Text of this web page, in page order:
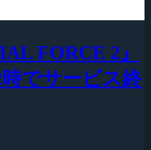
FORCE 2』
時でサービス終